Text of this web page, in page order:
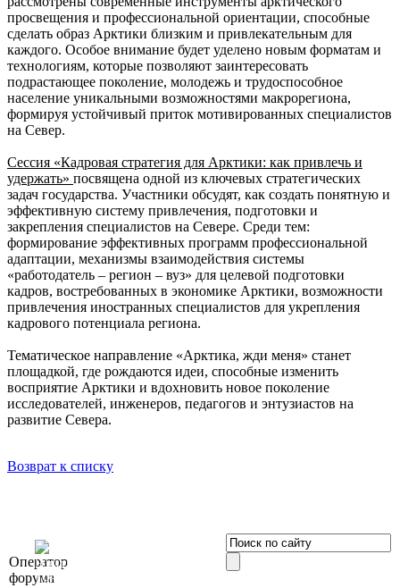
просвещения и профессиональной ориентации, способные
сделать образ Арктики близким и привлекательным для
каждого. Особое внимание будет уделено новым форматам и
технологиям, которые позволяют заинтересовать
подрастающее поколение, молодежь и трудоспособное
население уникальными возможностями макрорегиона,
формируя устойчивый приток мотивированных специалистов
на Север.
Сессия «Кадровая стратегия для Арктики: как привлечь и
удержать» посвящена одной из ключевых стратегических
задач государства. Участники обсудят, как создать понятную и
эффективную систему привлечения, подготовки и
закрепления специалистов на Севере. Среди тем:
формирование эффективных программ профессиональной
адаптации, механизмы взаимодействия системы
«работодатель – регион – вуз» для целевой подготовки
кадров, востребованных в экономике Арктики, возможности
привлечения иностранных специалистов для укрепления
кадрового потенциала региона.
Тематическое направление «Арктика, жди меня» станет
площадкой, где рождаются идеи, способные изменить
восприятие Арктики и вдохновить новое поколение
исследователей, инженеров, педагогов и энтузиастов на
развитие Севера.
Возврат к списку
Оператор
форума
Элит»
196191, г. Санкт-Петербург,